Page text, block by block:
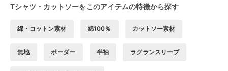
Tシャツ・カットソーをこのアイテムの特徴から探す
綿・コットン素材 綿100％ カットソー素材
無地 ボーダー 半袖 ラグランスリーブ